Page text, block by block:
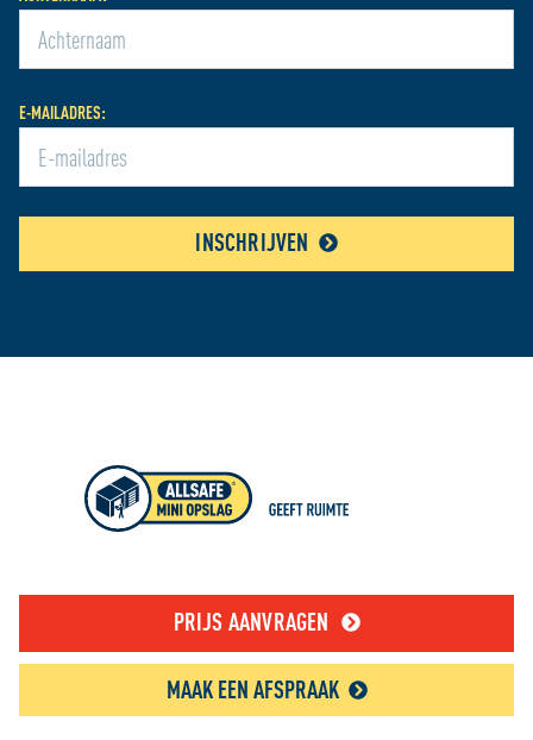
E-MAILADRES:
INSCHRIJVEN
PRIJS AANVRAGEN
MAAK EEN AFSPRAAK